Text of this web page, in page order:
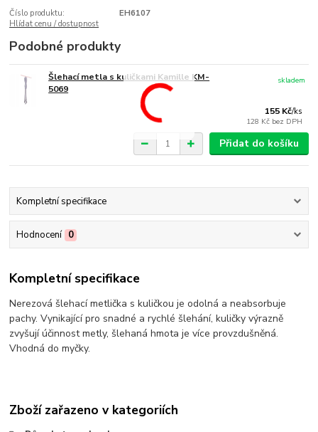
Číslo produktu:
EH6107
Hlídat cenu / dostupnost
Podobné produkty
Šlehací metla s kuličkami Kamille KM-
5069
155 Kč/ks
128 Kč bez DPH
skladem
Přidat do košíku
Kompletní specifikace
Hodnocení 0
Kompletní specifikace
Nerezová šlehací metlička s kuličkou je odolná a neabsorbuje
pachy. Vynikající pro snadné a rychlé šlehání, kuličky výrazně
zvyšují účinnost metly, šlehaná hmota je více provzdušněná.
Vhodná do myčky.
Zboží zařazeno v kategoriích